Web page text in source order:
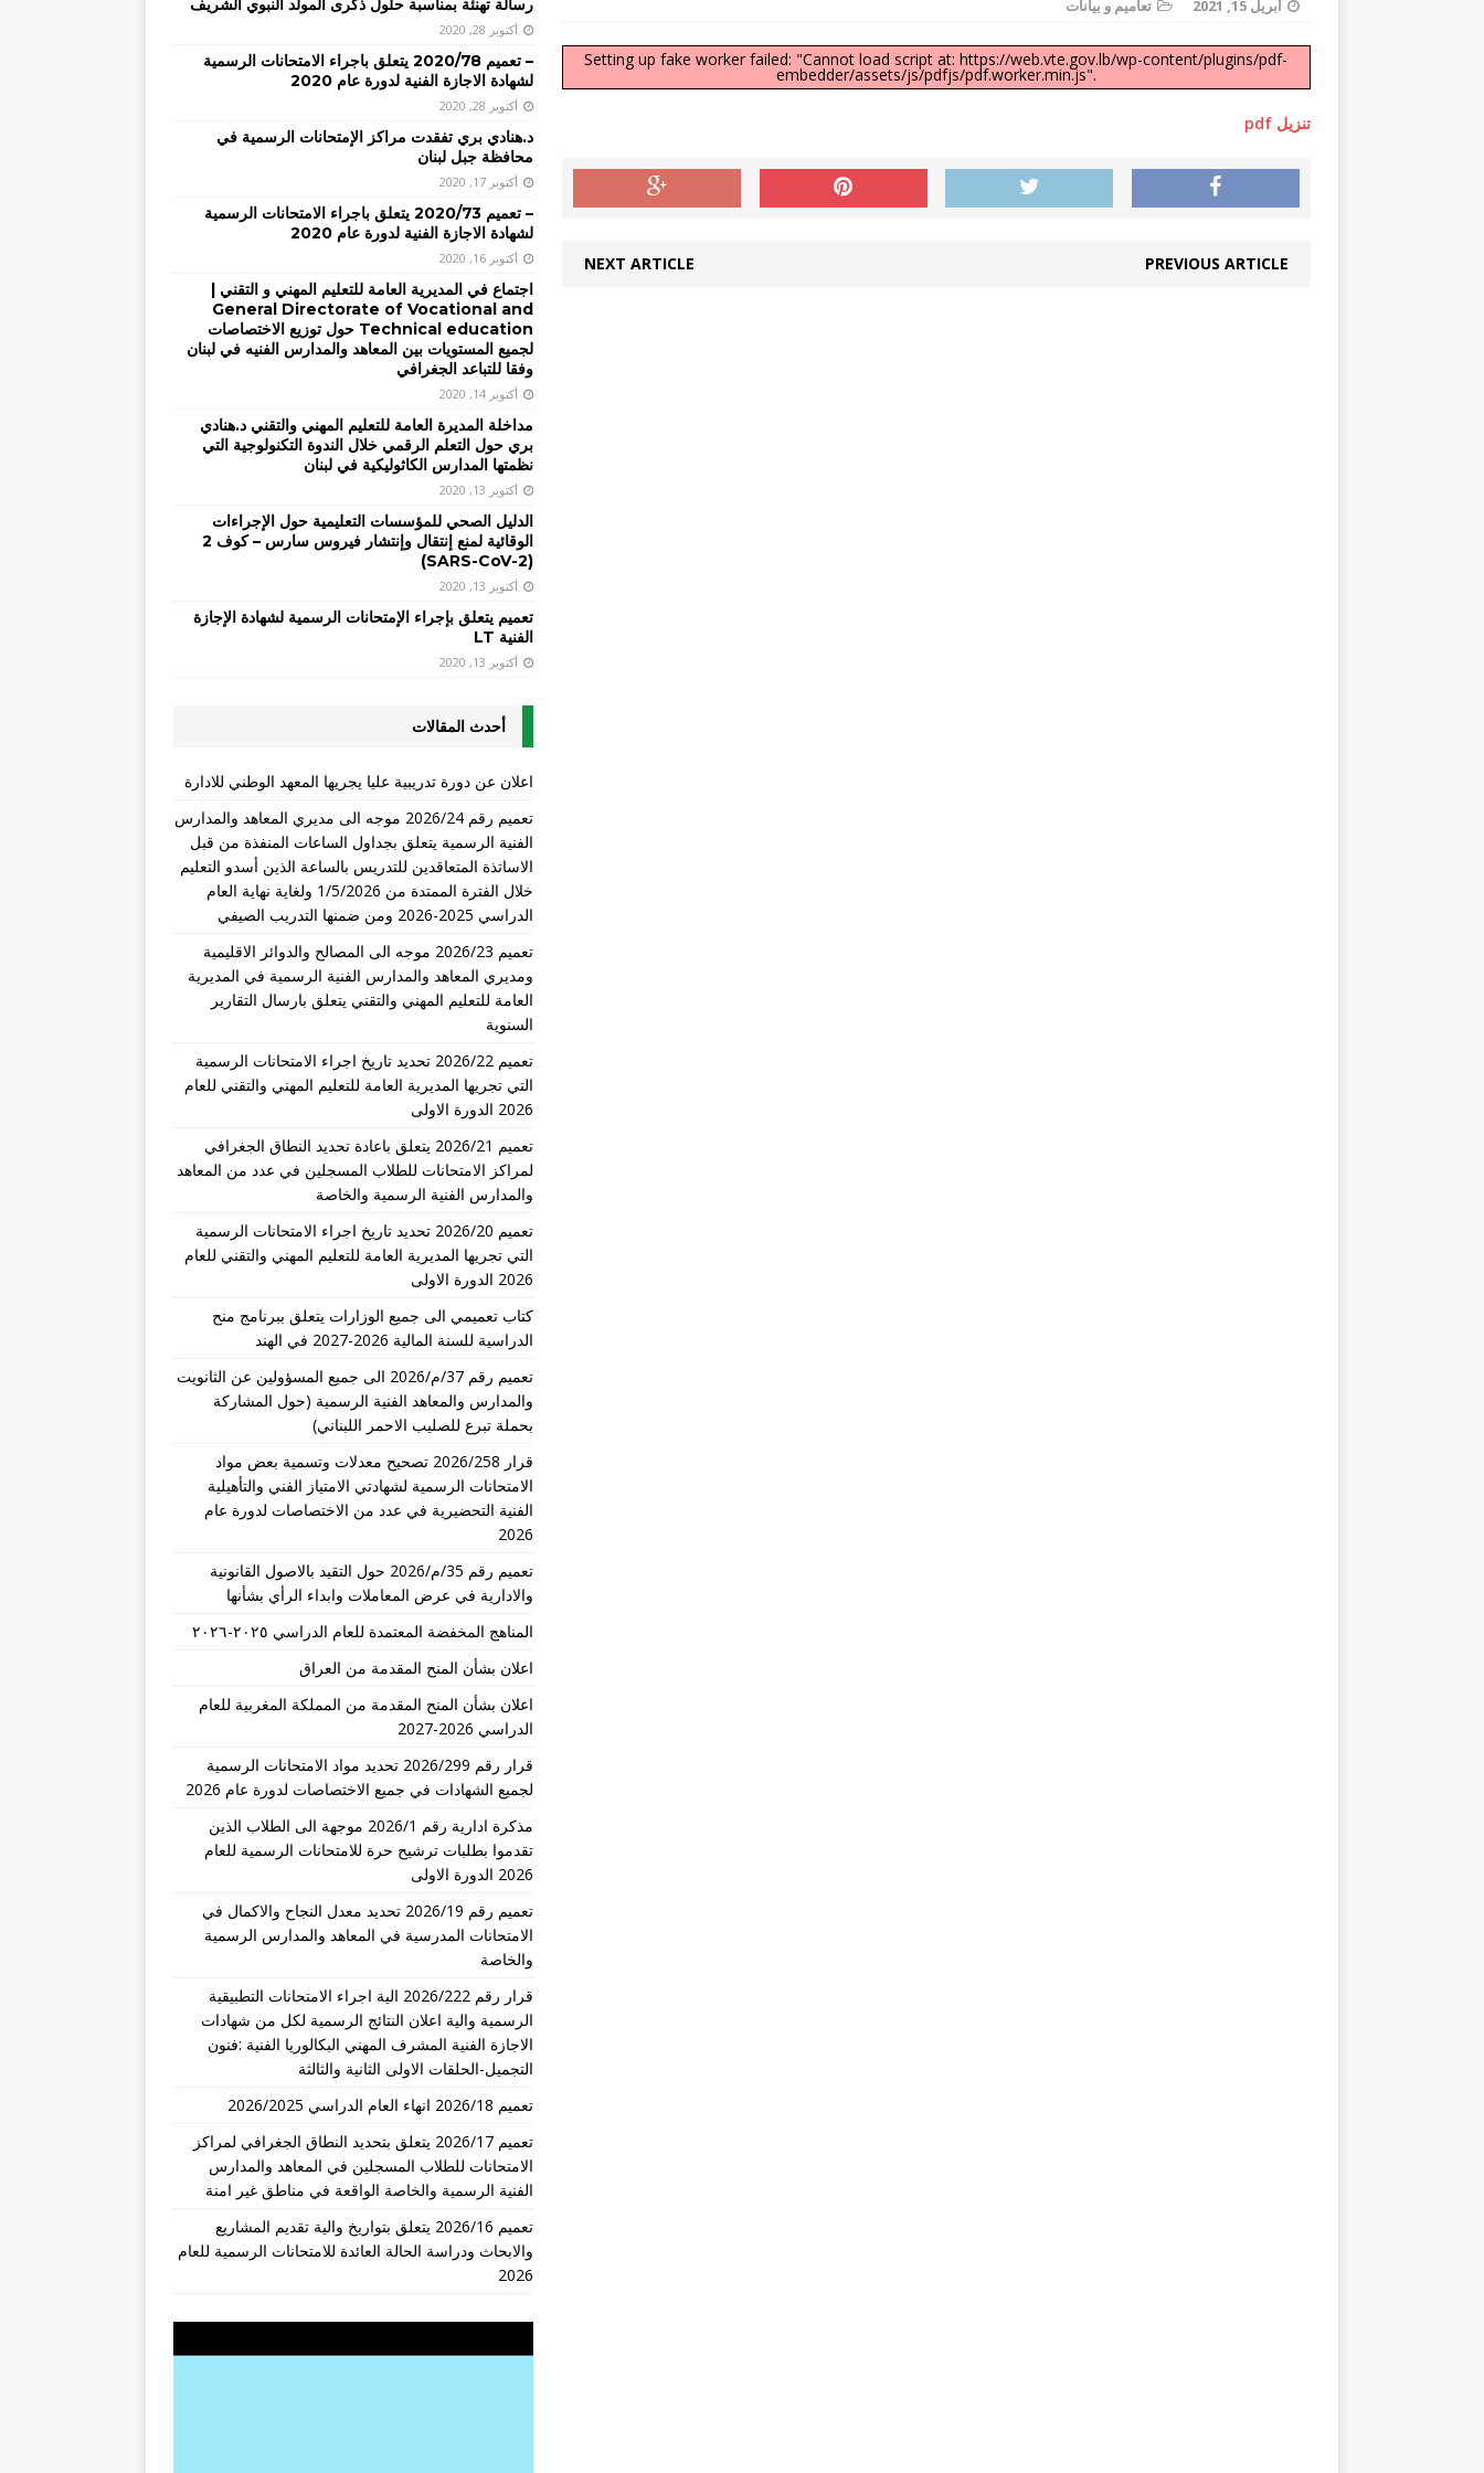
[ يوليو 21, 2026 ] تعميم 2026/22 تحديد تاريخ اجراء الامتحانات الرسمية التي تجريها
تعميم 2026/21 يتعلق باعادة تحديد النطاق الجغرافي لمراكز الامتحانات
[ أغسطس 5, 2026 ] اعلان عن دورة تدريبية عليا يجريها المعهد الوطني للادارة تعاميم و بيانات
أبريل 15, 2021 تعاميم و بيانات
Setting up fake worker failed: "Cannot load script at: https://web.vte.gov.lb/wp-content/plugins/pdf-
embedder/assets/js/pdfjs/pdf.worker.min.js".
تنزيل pdf
PREVIOUS ARTICLE
NEXT ARTICLE
رسالة تهنئة بمناسبة حلول ذكرى المولد النبوي الشريف
أكتوبر 28, 2020
– تعميم 2020/78 يتعلق باجراء الامتحانات الرسمية
لشهادة الاجازة الفنية لدورة عام 2020
أكتوبر 28, 2020
د.هنادي بري تفقدت مراكز الإمتحانات الرسمية في
محافظة جبل لبنان
أكتوبر 17, 2020
– تعميم 2020/73 يتعلق باجراء الامتحانات الرسمية
لشهادة الاجازة الفنية لدورة عام 2020
أكتوبر 16, 2020
اجتماع في المديرية العامة للتعليم المهني و التقني |
General Directorate of Vocational and
Technical education حول توزيع الاختصاصات
لجميع المستويات بين المعاهد والمدارس الفنيه في لبنان
وفقا للتباعد الجغرافي
أكتوبر 14, 2020
مداخلة المديرة العامة للتعليم المهني والتقني د.هنادي
بري حول التعلم الرقمي خلال الندوة التكنولوجية التي
نظمتها المدارس الكاثوليكية في لبنان
أكتوبر 13, 2020
الدليل الصحي للمؤسسات التعليمية حول الإجراءات
الوقائية لمنع إنتقال وإنتشار فيروس سارس – كوف 2
(SARS-CoV-2)
أكتوبر 13, 2020
تعميم يتعلق بإجراء الإمتحانات الرسمية لشهادة الإجازة
الفنية LT
أكتوبر 13, 2020
أحدث المقالات
اعلان عن دورة تدريبية عليا يجريها المعهد الوطني للادارة
تعميم رقم 2026/24 موجه الى مديري المعاهد والمدارس
الفنية الرسمية يتعلق بجداول الساعات المنفذة من قبل
الاساتذة المتعاقدين للتدريس بالساعة الذين أسدو التعليم
خلال الفترة الممتدة من 1/5/2026 ولغاية نهاية العام
الدراسي 2025-2026 ومن ضمنها التدريب الصيفي
تعميم 2026/23 موجه الى المصالح والدوائر الاقليمية
ومديري المعاهد والمدارس الفنية الرسمية في المديرية
العامة للتعليم المهني والتقني يتعلق بارسال التقارير
السنوية
تعميم 2026/22 تحديد تاريخ اجراء الامتحانات الرسمية
التي تجريها المديرية العامة للتعليم المهني والتقني للعام
2026 الدورة الاولى
تعميم 2026/21 يتعلق باعادة تحديد النطاق الجغرافي
لمراكز الامتحانات للطلاب المسجلين في عدد من المعاهد
والمدارس الفنية الرسمية والخاصة
تعميم 2026/20 تحديد تاريخ اجراء الامتحانات الرسمية
التي تجريها المديرية العامة للتعليم المهني والتقني للعام
2026 الدورة الاولى
كتاب تعميمي الى جميع الوزارات يتعلق ببرنامج منح
الدراسية للسنة المالية 2026-2027 في الهند
تعميم رقم 37/م/2026 الى جميع المسؤولين عن الثانويت
والمدارس والمعاهد الفنية الرسمية (حول المشاركة
بحملة تبرع للصليب الاحمر اللبناني)
قرار 2026/258 تصحيح معدلات وتسمية بعض مواد
الامتحانات الرسمية لشهادتي الامتياز الفني والتأهيلية
الفنية التحضيرية في عدد من الاختصاصات لدورة عام
2026
تعميم رقم 35/م/2026 حول التقيد بالاصول القانونية
والادارية في عرض المعاملات وابداء الرأي بشأنها
المناهج المخفضة المعتمدة للعام الدراسي ٢٠٢٥-٢٠٢٦
اعلان بشأن المنح المقدمة من العراق
اعلان بشأن المنح المقدمة من المملكة المغربية للعام
الدراسي 2026-2027
قرار رقم 2026/299 تحديد مواد الامتحانات الرسمية
لجميع الشهادات في جميع الاختصاصات لدورة عام 2026
مذكرة ادارية رقم 2026/1 موجهة الى الطلاب الذين
تقدموا بطلبات ترشيح حرة للامتحانات الرسمية للعام
2026 الدورة الاولى
تعميم رقم 2026/19 تحديد معدل النجاح والاكمال في
الامتحانات المدرسية في المعاهد والمدارس الرسمية
والخاصة
قرار رقم 2026/222 الية اجراء الامتحانات التطبيقية
الرسمية والية اعلان النتائج الرسمية لكل من شهادات
الاجازة الفنية المشرف المهني البكالوريا الفنية :فنون
التجميل-الحلقات الاولى الثانية والثالثة
تعميم 2026/18 انهاء العام الدراسي 2026/2025
تعميم 2026/17 يتعلق بتحديد النطاق الجغرافي لمراكز
الامتحانات للطلاب المسجلين في المعاهد والمدارس
الفنية الرسمية والخاصة الواقعة في مناطق غير امنة
تعميم 2026/16 يتعلق بتواريخ والية تقديم المشاريع
والابحاث ودراسة الحالة العائدة للامتحانات الرسمية للعام
2026
الفيديو